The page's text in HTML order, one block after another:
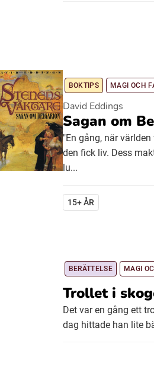
BOKTIPS MAGI OCH
David Eddings
Sagan om
"En gång, när
den fick liv. Dess
lu...
15+ ÅR
BERÄTTELSE MAGI
Trollet i
Det var en gång ett
dag hittade han lite